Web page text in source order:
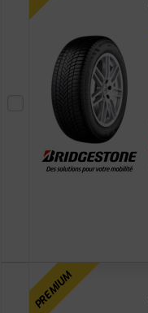
PREMIUM